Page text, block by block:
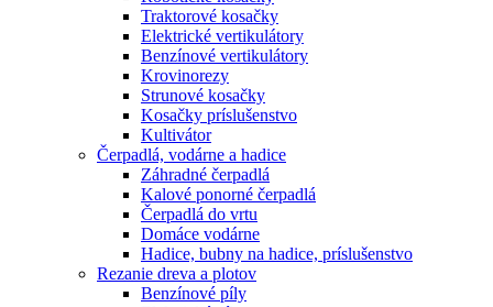
Traktorové kosačky
Elektrické vertikulátory
Benzínové vertikulátory
Krovinorezy
Strunové kosačky
Kosačky príslušenstvo
Kultivátor
Čerpadlá, vodárne a hadice
Záhradné čerpadlá
Kalové ponorné čerpadlá
Čerpadlá do vrtu
Domáce vodárne
Hadice, bubny na hadice, príslušenstvo
Rezanie dreva a plotov
Benzínové píly